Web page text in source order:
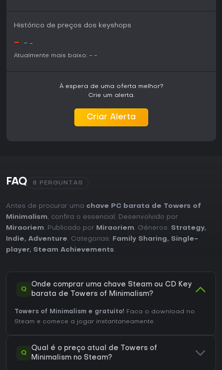
Histórico de preços dos keyshops
- - -
Atualmente mais baixo: - -
À espera de uma oferta melhor?
Crie um alerta.
Criar Alerta
FAQ 8 PERGUNTAS
Antes de procurar uma chave PC barata de Towers of
Minimalism, confira o essencial. Desenvolvido por
Miraoriem. Publicado por Miraoriem. Géneros: Strategy,
Indie, Adventure. Categorias: Family Sharing, Single-
player, Steam Achievements.
Q
Onde comprar uma chave Steam ou CD Key
barata de Towers of Minimalism?
Towers of Minimalism e gratuito! Faca o download no
Steam e comece a jogar instantaneamente.
Q
Qual é o preço atual de Towers of
Minimalism no Steam?